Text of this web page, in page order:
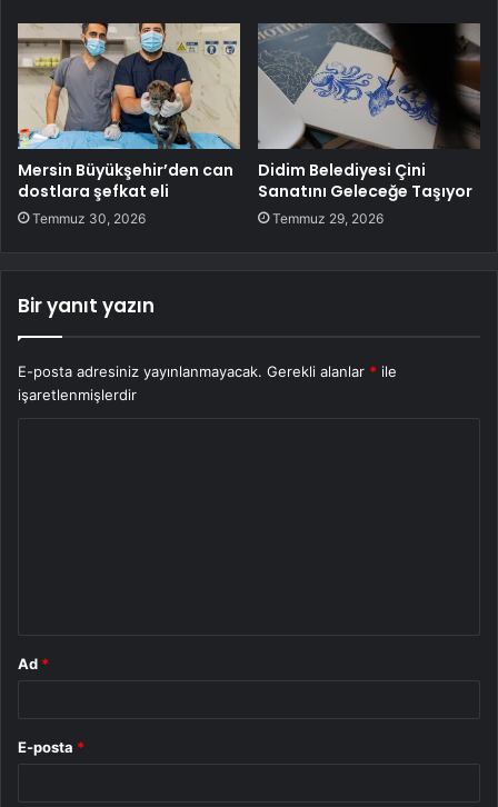
Mersin Büyükşehir’den can
dostlara şefkat eli
Temmuz 30, 2026
Didim Belediyesi Çini
Sanatını Geleceğe Taşıyor
Temmuz 29, 2026
Bir yanıt yazın
E-posta adresiniz yayınlanmayacak. Gerekli alanlar * ile
işaretlenmişlerdir
Ad *
E-posta *